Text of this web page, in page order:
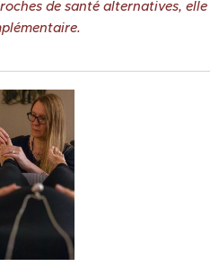
de santé alternatives, elle